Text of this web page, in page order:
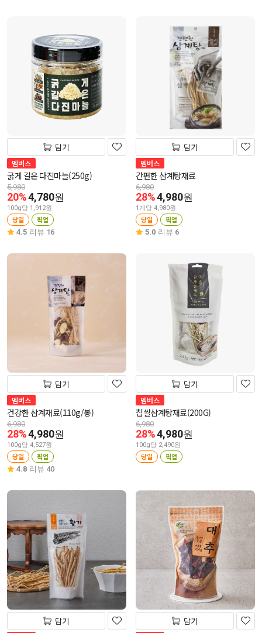
담기
멤버스
굵게 갈은 다진마늘(250g)
5,980
20%4,780원
100g당 1,912원
당일 픽업
4.5 리뷰 16
담기
멤버스
간편한 삼계탕재료
6,980
28%4,980원
1개당 4,980원
당일 픽업
5.0 리뷰 6
담기
멤버스
건강한 삼계재료(110g/봉)
6,980
28%4,980원
100g당 4,527원
당일 픽업
4.8 리뷰 40
담기
멤버스
찹쌀삼계탕재료(200G)
6,980
28%4,980원
100g당 2,490원
당일 픽업
담기 담기